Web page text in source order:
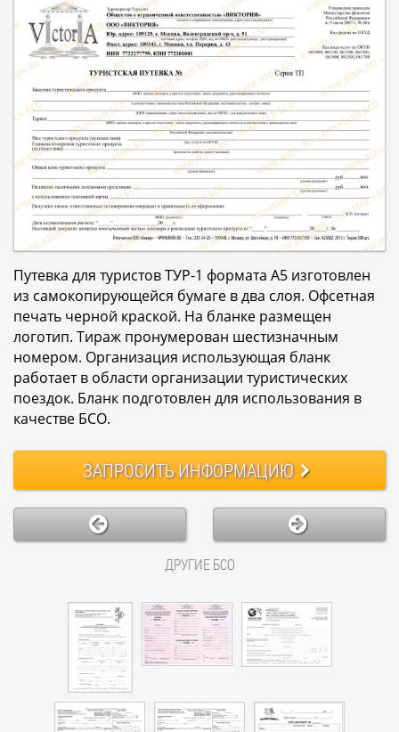
Путевка для туристов ТУР-1 формата А5 изготовлен
из самокопирующейся бумаге в два слоя. Офсетная
печать черной краской. На бланке размещен
логотип. Тираж пронумерован шестизначным
номером. Организация использующая бланк
работает в области организации туристических
поездок. Бланк подготовлен для использования в
качестве БСО.
ЗАПРОСИТЬИНФОРМАЦИЮ
ДРУГИЕ БСО